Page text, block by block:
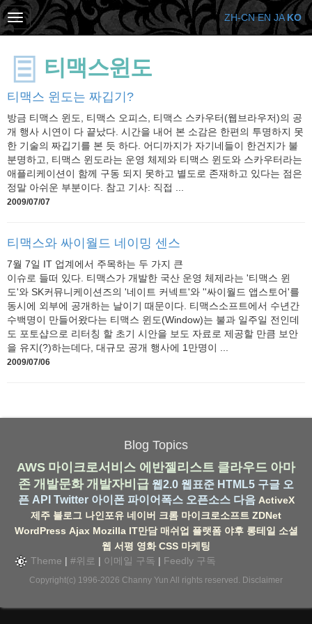
티맥스윈도
티맥스 윈도는 짜깁기?
방금 티맥스 윈도, 티맥스 오피스, 티맥스 스카우터(웹브라우저)의 공
개 행사 시연이 다 끝났다. 시간을 내어 본 소감은 한편의 투명하지 못
한 기술의 짜깁기를 본 듯 하다. 어디까지가 자기네들이 한건지가 불
분명하고, 티맥스 윈도라는 운영 체제와 티맥스 윈도와 스카우터라는
애플리케이션이 함께 구동 되지 못하고 별도로 존재하고 있다는 점은
정말 아쉬운 부분이다. 참고 기사: 직접 ...
2009/07/07
티맥스와 싸이월드 네이밍 센스
7월 7일 IT 업계에서 주목하는 두 가지 큰
이슈로 들떠 있다. 티맥스가 개발한 국산 운영 체제라는 '티맥스 윈
도'와 SK커뮤니케이션즈의 '네이트 커넥트'와 ''싸이월드 앱스토어'를
동시에 외부에 공개하는 날이기 때문이다. 티맥스소프트에서 수년간
수백명이 만들어왔다는 티맥스 윈도(Window)는 불과 일주일 전인데
도 포토샵으로 리터칭 할 초기 시안을 보도 자료로 제공할 만큼 보안
을 유지(?)하는데다, 대규모 공개 행사에 1만명이 ...
2009/07/06
Blog Topics
AWS 마이크로서비스 에반젤리스트 클라우드 아마
존 개발문화 개발자비급 웹2.0 웹표준 HTML5 구글 오
픈 API Twitter 아이폰 파이어폭스 오픈소스 다음 ActiveX
제주 블로그 나인포유 네이버 크롬 마이크로소프트 ZDNet
WordPress Ajax Mozilla IT만담 매쉬업 플랫폼 야후 롱테일 소셜
웹 서평 영화 CSS 마케팅
Theme | #위로 | 이메일 구독 | Feedly 구독
Copyright(c) 1996-2026 Channy Yun All rights reserved. Disclaimer
ZH-CN EN JA KO